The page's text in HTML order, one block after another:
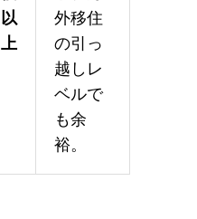
以
上
外移住
の引っ
越しレ
ベルで
も余
裕。